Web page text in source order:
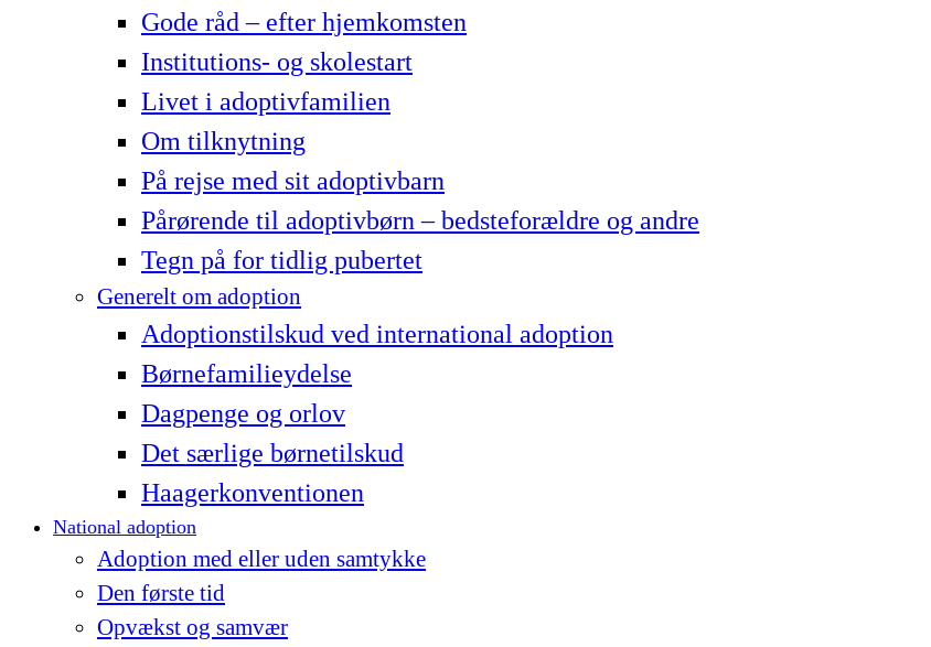
Gode råd – efter hjemkomsten
Institutions- og skolestart
Livet i adoptivfamilien
Om tilknytning
På rejse med sit adoptivbarn
Pårørende til adoptivbørn – bedsteforældre og andre
Tegn på for tidlig pubertet
Generelt om adoption
Adoptionstilskud ved international adoption
Børnefamilieydelse
Dagpenge og orlov
Det særlige børnetilskud
Haagerkonventionen
National adoption
Adoption med eller uden samtykke
Den første tid
Opvækst og samvær